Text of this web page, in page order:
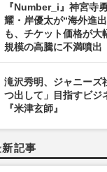
『Number_i』神宮寺
耀・岸優太が“海外進
も、チケット価格が大
規模の高騰に不満噴出
滝沢秀明、ジャニーズ
つ出して」目指すビジ
『米津玄師』
記事